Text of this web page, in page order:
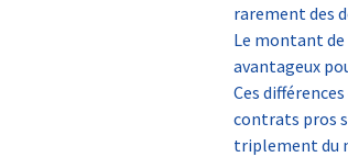
rarement des
Le montant de
avantageux
Ces
contrats pros
triplement du